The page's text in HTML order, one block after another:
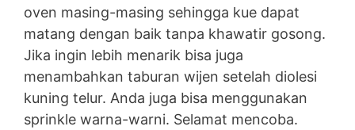
oven masing-masing sehingga kue dapat
matang dengan baik tanpa khawatir gosong.
Jika ingin lebih menarik bisa juga
menambahkan taburan wijen setelah diolesi
kuning telur. Anda juga bisa menggunakan
sprinkle warna-warni. Selamat mencoba.